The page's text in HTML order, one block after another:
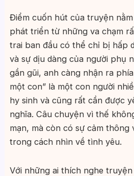
Điểm cuốn hút của truyện
phát triển từ những va chạm
trai ban đầu có thể chỉ bị hấp
và sự dịu dàng của người phụ
gần gũi, anh càng nhận ra
một con” là một con người
hy sinh và cũng rất cần được
nghĩa. Câu chuyện vì thế
mạn, mà còn có sự cảm
trong cách nhìn về tình yêu.
Với những ai thích nghe